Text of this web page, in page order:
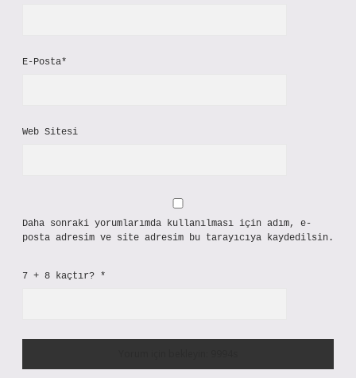
E-Posta*
Web Sitesi
Daha sonraki yorumlarımda kullanılması için adım, e-
posta adresim ve site adresim bu tarayıcıya kaydedilsin.
7 + 8 kaçtır? *